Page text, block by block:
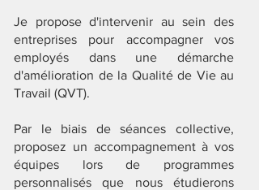
Je propose d'intervenir au sein des
entreprises pour accompagner vos
employés dans une démarche
d'amélioration de la Qualité de Vie au
Travail (QVT).
Par le biais de séances collective,
proposez un accompagnement à vos
équipes lors de programmes
personnalisés que nous étudierons